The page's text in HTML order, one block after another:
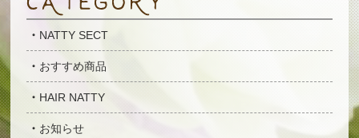
NATTY SECT
おすすめ商品
HAIR NATTY
お知らせ